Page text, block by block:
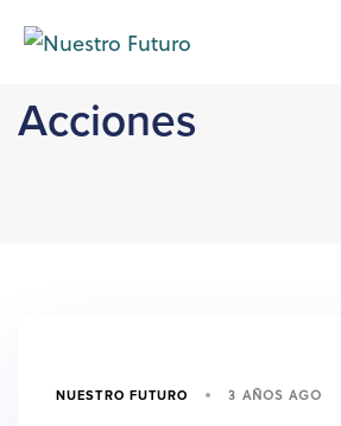
links
SkipAcciones
NUESTRO FUTURO 3 AÑOS AGO